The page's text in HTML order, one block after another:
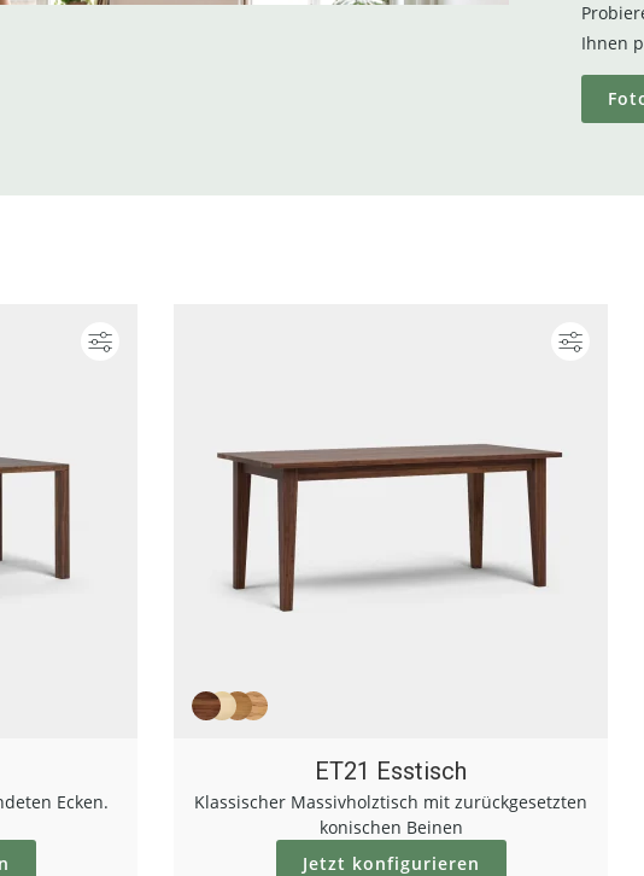
Ihnen
Ecken.
ET21 Esstisch
Klassischer Massivholztisch mit zurückgesetzten
konischen Beinen
Jetzt konfigurieren